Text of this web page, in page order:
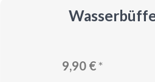
9,90 €*